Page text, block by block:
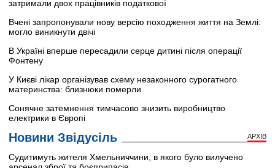
затримали двох працівників податкової
Вчені запропонували нову версію походження життя на Землі:
могло виникнути двічі
В Україні вперше пересадили серце дитині після операції
Фонтену
У Києві лікар організував схему незаконного сурогатного
материнства: близнюки померли
Сонячне затемнення тимчасово знизить виробництво
електрики в Європі
Новини Звідусіль АРХІВ
Судитимуть жителя Хмельниччини, в якого було вилучено